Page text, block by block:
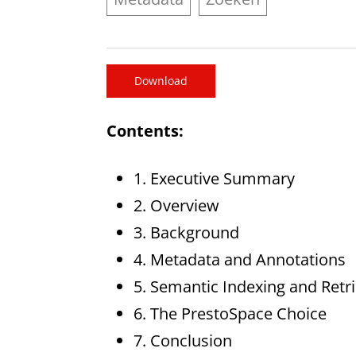
Download
Contents:
1. Executive Summary
2. Overview
3. Background
4. Metadata and Annotations
5. Semantic Indexing and
6. The PrestoSpace Choice
7. Conclusion